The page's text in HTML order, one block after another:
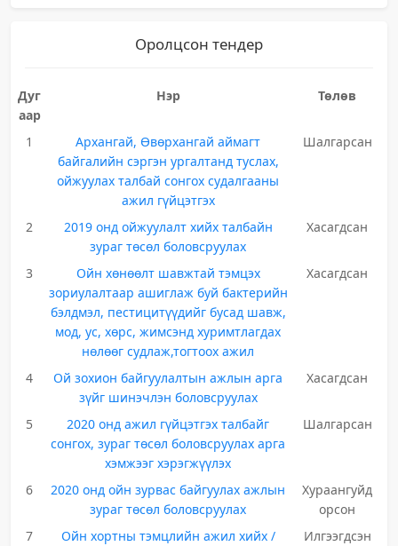
Оролцсон тендер
Дуг
аар
Нэр Төлөв
1
Архангай, Өвөрхангай аймагт
байгалийн сэргэн ургалтанд туслах,
ойжуулах талбай сонгох судалгааны
ажил гүйцэтгэх
Шалгарсан
2
2019 онд ойжуулалт хийх талбайн
зураг төсөл боловсруулах
Хасагдсан
3
Ойн хөнөөлт шавжтай тэмцэх
зориулалтаар ашиглаж буй бактерийн
бэлдмэл, пестицитүүдийг бусад шавж,
мод, ус, хөрс, жимсэнд хуримтлагдах
нөлөөг судлаж,тогтоох ажил
Хасагдсан
4
Ой зохион байгуулалтын ажлын арга
зүйг шинэчлэн боловсруулах
Хасагдсан
5
2020 онд ажил гүйцэтгэх талбайг
сонгох, зураг төсөл боловсруулах арга
хэмжээг хэрэгжүүлэх
Шалгарсан
6
2020 онд ойн зурвас байгуулах ажлын
зураг төсөл боловсруулах
Хураангуйд
орсон
7
Ойн хортны тэмцлийн ажил хийх /
Илгээгдсэн